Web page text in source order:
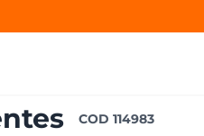
COD114983